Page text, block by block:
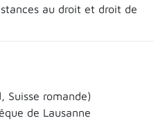
au droit et droit de
Suisse romande)
de Lausanne